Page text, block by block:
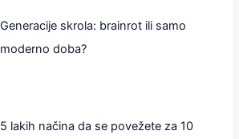
Generacije skrola: brainrot ili samo
moderno doba?
5 lakih načina da se povežete za 10